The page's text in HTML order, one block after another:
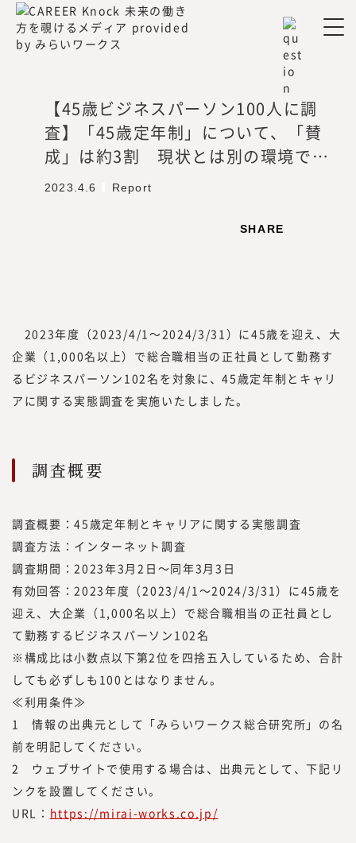
Nagaharu Okamoto
1976年生まれ、慶應義塾大学理工学部
卒。アクセンチュア、ベンチャー企業を
経て、47都道府県を旅する過程で「日本
を元気にしたいという思いが強くなり、
起業を決意。2012年、みらいワークスを
「プロフェッショナル人材が挑戦するエコシ
ステムを創造する」をビジョンに掲げ、人生
100年時代に、プロフェッショナル人材が、
「独立、起業、副業、正社員」といった働き
を展開しています。
2022年7月に、プロフェッショナル人材の働
らいワークス総合研究所』を立ち上げ、メデ
ィア『CAREER Knock 』にて、プロフェッ
ショナル人材の働き方やキャリア形成につい
ての情報を提供してきました。
同時に、フリーランスや副業といった外部プ
ロフェッショナル人材を活用する企業につい
ての調査・研究も行い、情報を提供していく
中で、企業の経営者や人事部、事業部の方よ
り「これらのノウハウや事例をもっと知りた
い」といった声を多くいただく機会が増えま
した。
また、昨今、オープンイノベーションやリス
キリングに関するお問い合わせや引き合いも
増えていることから、このたび、『みらいワ
ークス総合研究所』にて、外部人材活用や新
規事業、人的資本経営／リスキリング、サス
【45歳ビジネスパーソン100人に調
査】「45歳定年制」について、「賛
成」は約3割 現状とは別の環境での
挑戦やリスキリングを視野に入れる方
～就業先企業の未来や将来に対して
2023.4.6 Report
SHARE
2023年度（2023/4/1～2024/3/31）に45歳を迎え、大
企業（1,000名以上）で総合職相当の正社員として勤務す
るビジネスパーソン102名を対象に、45歳定年制とキャリ
アに関する実態調査を実施いたしました。
調査概要
調査概要：45歳定年制とキャリアに関する実態調査
調査方法：インターネット調査
調査期間：2023年3月2日～同年3月3日
有効回答：2023年度（2023/4/1～2024/3/31）に45歳を
迎え、大企業（1,000名以上）で総合職相当の正社員とし
て勤務するビジネスパーソン102名
※構成比は小数点以下第2位を四捨五入しているため、合計
しても必ずしも100とはなりません。
≪利用条件≫
1 情報の出典元として「みらいワークス総合研究所」の名
前を明記してください。
2 ウェブサイトで使用する場合は、出典元として、下記リ
ンクを設置してください。
URL： https://mirai-works.co.jp/